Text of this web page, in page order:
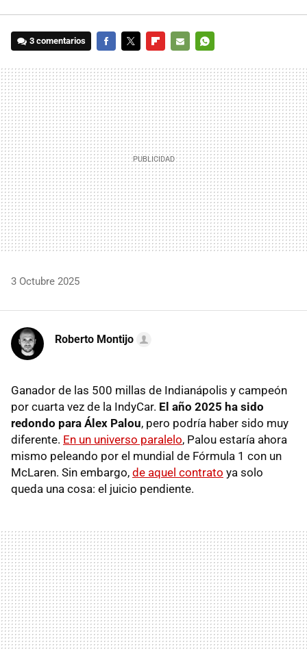
3 comentarios
MAIL
3 Octubre 2025
Roberto Montijo
Ganador de las 500 millas de Indianápolis y campeón
por cuarta vez de la IndyCar. El año 2025 ha sido
redondo para Álex Palou, pero podría haber sido muy
diferente. En un universo paralelo, Palou estaría ahora
mismo peleando por el mundial de Fórmula 1 con un
McLaren. Sin embargo, de aquel contrato ya solo
queda una cosa: el juicio pendiente.